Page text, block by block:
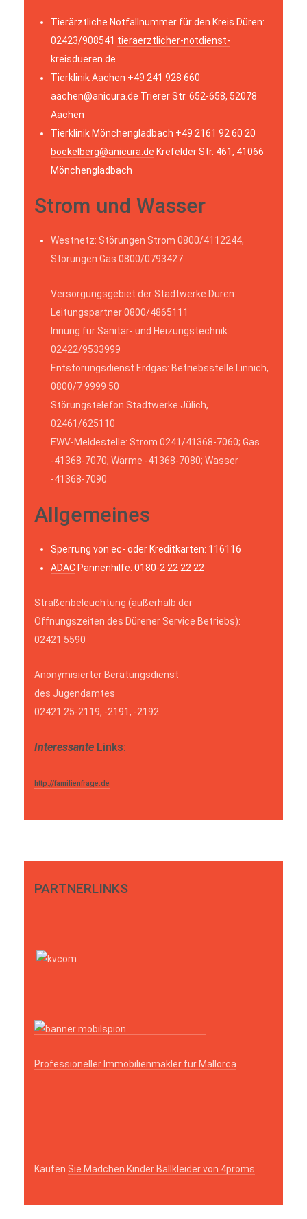
Tierärztliche Notfallnummer für den Kreis Düren:
02423/908541 tieraerztlicher-notdienst-
kreisdueren.de
Tierklinik Aachen +49 241 928 660
aachen@anicura.de Trierer Str. 652-658, 52078
Aachen
Tierklinik Mönchengladbach +49 2161 92 60 20
boekelberg@anicura.de Krefelder Str. 461, 41066
Mönchengladbach
Strom und Wasser
Westnetz: Störungen Strom 0800/4112244,
Störungen Gas 0800/0793427
Versorgungsgebiet der Stadtwerke Düren:
Leitungspartner 0800/4865111
Innung für Sanitär- und Heizungstechnik:
02422/9533999
Entstörungsdienst Erdgas: Betriebsstelle Linnich,
0800/7 9999 50
Störungstelefon Stadtwerke Jülich,
02461/625110
EWV-Meldestelle: Strom 0241/41368-7060; Gas
-41368-7070; Wärme -41368-7080; Wasser
-41368-7090
Allgemeines
Sperrung von ec- oder Kreditkarten: 116116
ADAC Pannenhilfe: 0180-2 22 22 22
Straßenbeleuchtung (außerhalb der
Öffnungszeiten des Dürener Service Betriebs):
02421 5590
Anonymisierter Beratungsdienst
des Jugendamtes
02421 25-2119, -2191, -2192
Interessante Links:
http://familienfrage.de
PARTNERLINKS
Professioneller Immobilienmakler für Mallorca
Kaufen Sie Mädchen Kinder Ballkleider von 4proms